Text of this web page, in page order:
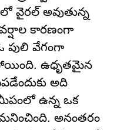
వైరల్ అవుతున్న
కారణంగా
పులి వేగంగా
ఉధృతమైన
అది
ఉన్న ఒక
అనంతరం